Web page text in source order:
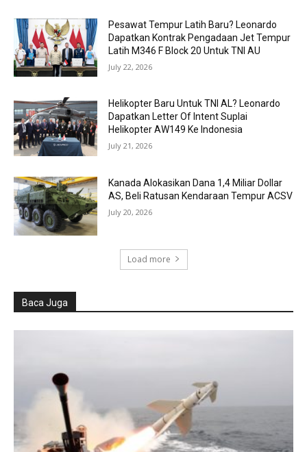
Pesawat Tempur Latih Baru? Leonardo
Dapatkan Kontrak Pengadaan Jet Tempur
Latih M346 F Block 20 Untuk TNI AU
July 22, 2026
Helikopter Baru Untuk TNI AL? Leonardo
Dapatkan Letter Of Intent Suplai
Helikopter AW149 Ke Indonesia
July 21, 2026
Kanada Alokasikan Dana 1,4 Miliar Dollar
AS, Beli Ratusan Kendaraan Tempur ACSV
July 20, 2026
Load more
Baca Juga